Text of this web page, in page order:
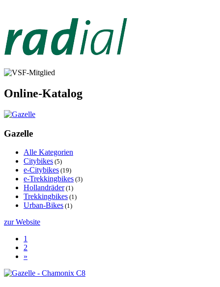
Online-Katalog
Gazelle
Alle Kategorien
Citybikes (5)
e-Citybikes (19)
e-Trekkingbikes (3)
Hollandräder(1)
Trekkingbikes (1)
Urban-Bikes (1)
zur Website
1
2
»